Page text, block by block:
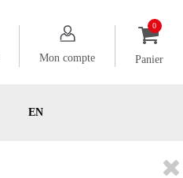
Mon compte Panier
EN